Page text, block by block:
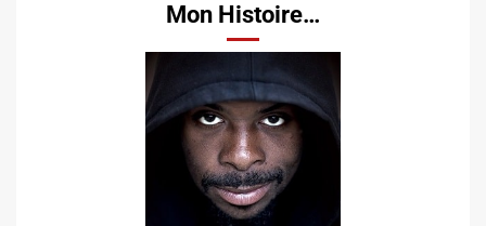
Mon Histoire…